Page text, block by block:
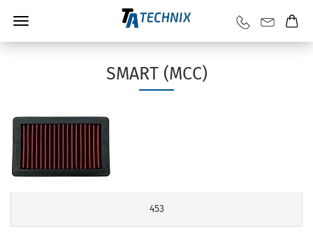
SMART (MCC)
453